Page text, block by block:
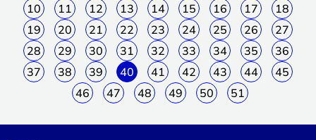
10
11 12 13 14 15 16 17
18
19
20 21 22 23 24 25 26
27
28
29 30 31 32 33 34 35
36
37
38 39 40 41 42 43 44
45
46
47 48 49 50 51